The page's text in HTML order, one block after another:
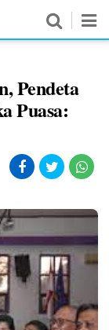
Pendeta
Puasa: